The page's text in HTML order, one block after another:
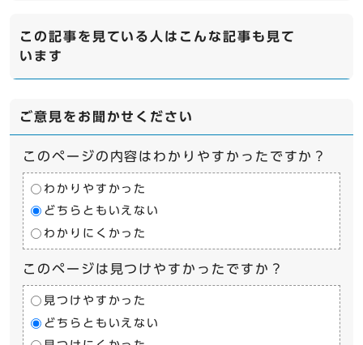
この記事を見ている人はこんな記事も見て
います
ご意見をお聞かせください
このページの内容はわかりやすかったですか？
わかりやすかった
どちらともいえない
わかりにくかった
このページは見つけやすかったですか？
見つけやすかった
どちらともいえない